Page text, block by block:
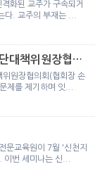
절차 돌입
화된 교주가 구속되거
다. 교주의 부재는 ...
대책위원장협의
위원장협의회(협회장 손
제를 제기하며 잇...
문교육원이 7월 '신천지
번 세미나는 신...